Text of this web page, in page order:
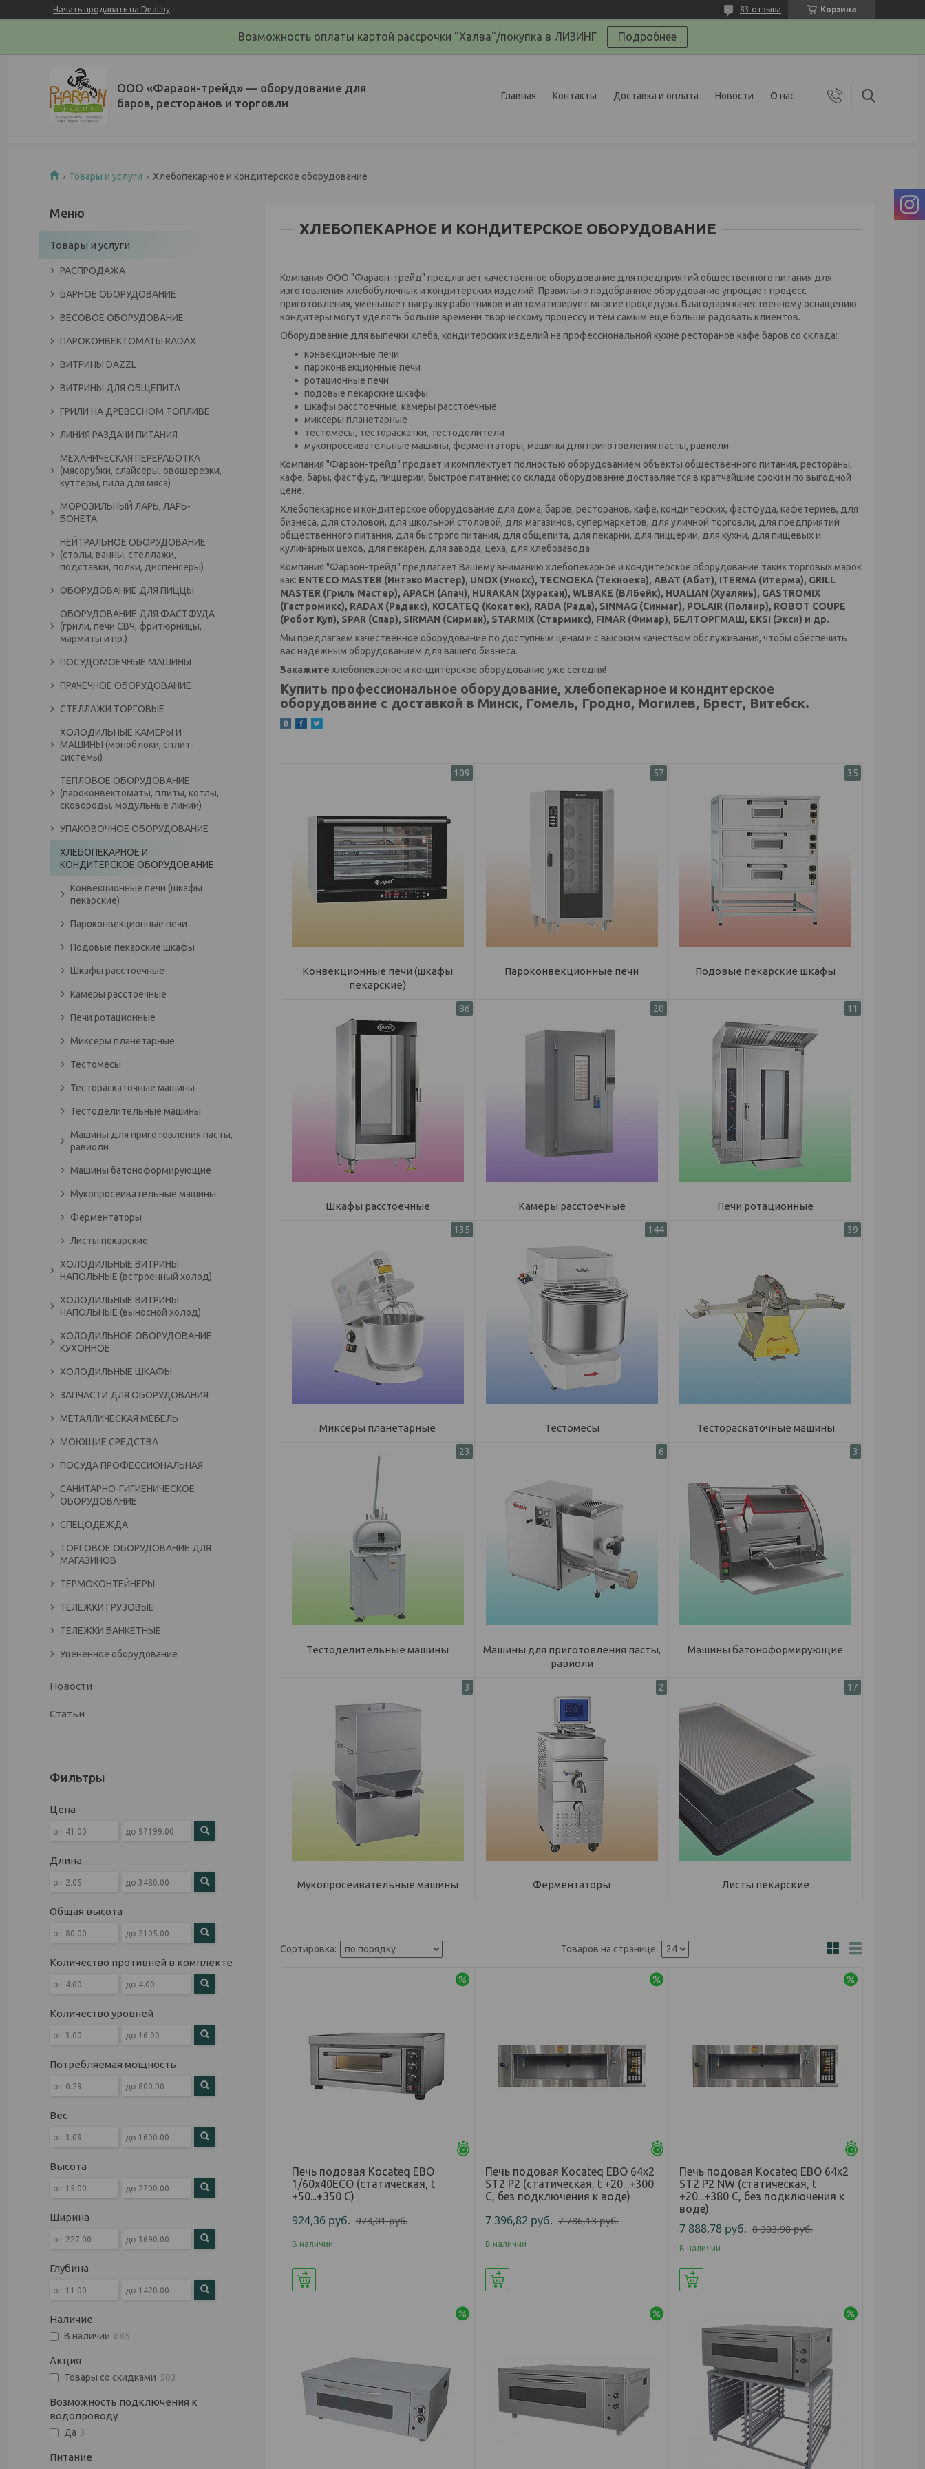
Начать продавать на Deal.by Корзина
83 отзыва
Возможность оплаты картой рассрочки "Халва"/покупка в ЛИЗИНГ Подробнее
ООО «Фараон-трейд»‎ — оборудование для
баров, ресторанов и торговли
Главная Контакты Доставка и оплата Новости О нас
Товары и услуги Хлебопекарное и кондитерское оборудование
ХЛЕБОПЕКАРНОЕ И КОНДИТЕРСКОЕ ОБОРУДОВАНИЕ
Компания ООО "Фараон-трейд" предлагает качественное оборудование для предприятий общественного питания для
изготовления хлебобулочных и кондитерских изделий. Правильно подобранное оборудование упрощает процесс
приготовления, уменьшает нагрузку работников и автоматизирует многие процедуры. Благодаря качественному оснащению
кондитеры могут уделять больше времени творческому процессу и тем самым еще больше радовать клиентов.
Оборудование для выпечки хлеба, кондитерских изделий на профессиональной кухне ресторанов кафе баров со склада:
конвекционные печи
пароконвекционные печи
ротационные печи
подовые пекарские шкафы
шкафы расстоечные, камеры расстоечные
миксеры планетарные
тестомесы, тестораскатки, тестоделители
мукопросеивательные машины, ферментаторы, машины для приготовления пасты, равиоли
Компания "Фараон-трейд" продает и комплектует полностью оборудованием объекты общественного питания, рестораны,
кафе, бары, фастфуд, пиццерии, быстрое питание; со склада оборудование доставляется в кратчайшие сроки и по выгодной
цене.
Хлебопекарное и кондитерское оборудование для дома, баров, ресторанов, кафе, кондитерских, фастфуда, кафетериев, для
бизнеса, для столовой, для школьной столовой, для магазинов, супермаркетов, для уличной торговли, для предприятий
общественного питания, для быстрого питания, для общепита, для пекарни, для пиццерии, для кухни, для пищевых и
кулинарных цехов, для пекарен, для завода, цеха, для хлебозавода
Компания "Фараон-трейд" предлагает Вашему вниманию хлебопекарное и кондитерское оборудование таких торговых марок
как: ENTECO MASTER (Интэко Мастер), UNOX (Унокс), TECNOEKA (Текноека), ABAT (Абат), ITERMA (Итерма), GRILL
MASTER (Гриль Мастер), APACH (Апач), HURAKAN (Хуракан), WLBAKE (ВЛБейк), HUALIAN (Хуалянь), GASTROMIX
(Гастромикс), RADAX (Радакс), KOCATEQ (Кокатек), RADA (Рада), SINMAG (Синмаг), POLAIR (Полаир), ROBOT COUPE
(Робот Куп), SPAR (Спар), SIRMAN (Сирман), STARMIX (Стармикс), FIMAR (Фимар), БЕЛТОРГМАШ, EKSI (Экси) и др.
Мы предлагаем качественное оборудование по доступным ценам и с высоким качеством обслуживания, чтобы обеспечить
вас надежным оборудованием для вашего бизнеса.
Закажите хлебопекарное и кондитерское оборудование уже сегодня!
Купить профессиональное оборудование, хлебопекарное и кондитерское
оборудование с доставкой в Минск, Гомель, Гродно, Могилев, Брест, Витебск.
109
Конвекционные печи (шкафы
пекарские)
57
Пароконвекционные печи
35
Подовые пекарские шкафы
86
Шкафы расстоечные
20
Камеры расстоечные
11
Печи ротационные
135
Миксеры планетарные
144
Тестомесы
39
Тестораскаточные машины
23
Тестоделительные машины
6
Машины для приготовления пасты,
равиоли
3
Машины батоноформирующие
3
Мукопросеивательные машины
2
Ферментаторы
17
Листы пекарские
Печь подовая Kocateq EBO
1/60x40ECO (статическая, t
+50...+350 С)
924,36 руб. 973,01руб.
В наличии
Печь подовая Kocateq EBO 64x2
ST2 P2 (статическая, t +20...+300
С, без подключения к воде)
7 396,82 руб. 7 786,13руб.
В наличии
Печь подовая Kocateq EBO 64x2
ST2 P2 NW (статическая, t
+20...+380 С, без подключения к
воде)
7 888,78 руб. 8 303,98руб.
В наличии
Товары и услуги
РАСПРОДАЖА
БАРНОЕ ОБОРУДОВАНИЕ
ВЕСОВОЕ ОБОРУДОВАНИЕ
ПАРОКОНВЕКТОМАТЫ RADAX
ВИТРИНЫ DAZZL
ВИТРИНЫ ДЛЯ ОБЩЕПИТА
ГРИЛИ НА ДРЕВЕСНОМ ТОПЛИВЕ
ЛИНИЯ РАЗДАЧИ ПИТАНИЯ
МЕХАНИЧЕСКАЯ ПЕРЕРАБОТКА
(мясорубки, слайсеры, овощерезки,
куттеры, пила для мяса)
МОРОЗИЛЬНЫЙ ЛАРЬ, ЛАРЬ-
БОНЕТА
НЕЙТРАЛЬНОЕ ОБОРУДОВАНИЕ
(столы, ванны, стеллажи,
подставки, полки, диспенсеры)
ОБОРУДОВАНИЕ ДЛЯ ПИЦЦЫ
ОБОРУДОВАНИЕ ДЛЯ ФАСТФУДА
(грили, печи СВЧ, фритюрницы,
мармиты и пр.)
ПОСУДОМОЕЧНЫЕ МАШИНЫ
ПРАЧЕЧНОЕ ОБОРУДОВАНИЕ
СТЕЛЛАЖИ ТОРГОВЫЕ
ХОЛОДИЛЬНЫЕ КАМЕРЫ И
МАШИНЫ (моноблоки, сплит-
системы)
ТЕПЛОВОЕ ОБОРУДОВАНИЕ
(пароконвектоматы, плиты, котлы,
сковороды, модульные линии)
УПАКОВОЧНОЕ ОБОРУДОВАНИЕ
ХЛЕБОПЕКАРНОЕ И
КОНДИТЕРСКОЕ ОБОРУДОВАНИЕ
Конвекционные печи (шкафы
пекарские)
Пароконвекционные печи
Подовые пекарские шкафы
Шкафы расстоечные
Камеры расстоечные
Печи ротационные
Миксеры планетарные
Тестомесы
Тестораскаточные машины
Тестоделительные машины
Машины для приготовления пасты,
равиоли
Машины батоноформирующие
Мукопросеивательные машины
Ферментаторы
Листы пекарские
ХОЛОДИЛЬНЫЕ ВИТРИНЫ
НАПОЛЬНЫЕ (встроенный холод)
ХОЛОДИЛЬНЫЕ ВИТРИНЫ
НАПОЛЬНЫЕ (выносной холод)
ХОЛОДИЛЬНОЕ ОБОРУДОВАНИЕ
КУХОННОЕ
ХОЛОДИЛЬНЫЕ ШКАФЫ
ЗАПЧАСТИ ДЛЯ ОБОРУДОВАНИЯ
МЕТАЛЛИЧЕСКАЯ МЕБЕЛЬ
МОЮЩИЕ СРЕДСТВА
ПОСУДА ПРОФЕССИОНАЛЬНАЯ
САНИТАРНО-ГИГИЕНИЧЕСКОЕ
ОБОРУДОВАНИЕ
СПЕЦОДЕЖДА
ТОРГОВОЕ ОБОРУДОВАНИЕ ДЛЯ
МАГАЗИНОВ
ТЕРМОКОНТЕЙНЕРЫ
ТЕЛЕЖКИ ГРУЗОВЫЕ
ТЕЛЕЖКИ БАНКЕТНЫЕ
Уцененное оборудование
Новости
Статьи
Фильтры
Цена
Длина
Общая высота
Количество противней в комплекте
Количество уровней
Потребляемая мощность
Вес
Высота
Ширина
Глубина
Наличие
В наличии 685
Акция
Товары со скидками 503
Возможность подключения к
водопроводу
Да 3
Питание